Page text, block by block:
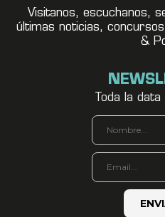
Visitanos, escuchanos,
últimas noticias,
&
Toda la